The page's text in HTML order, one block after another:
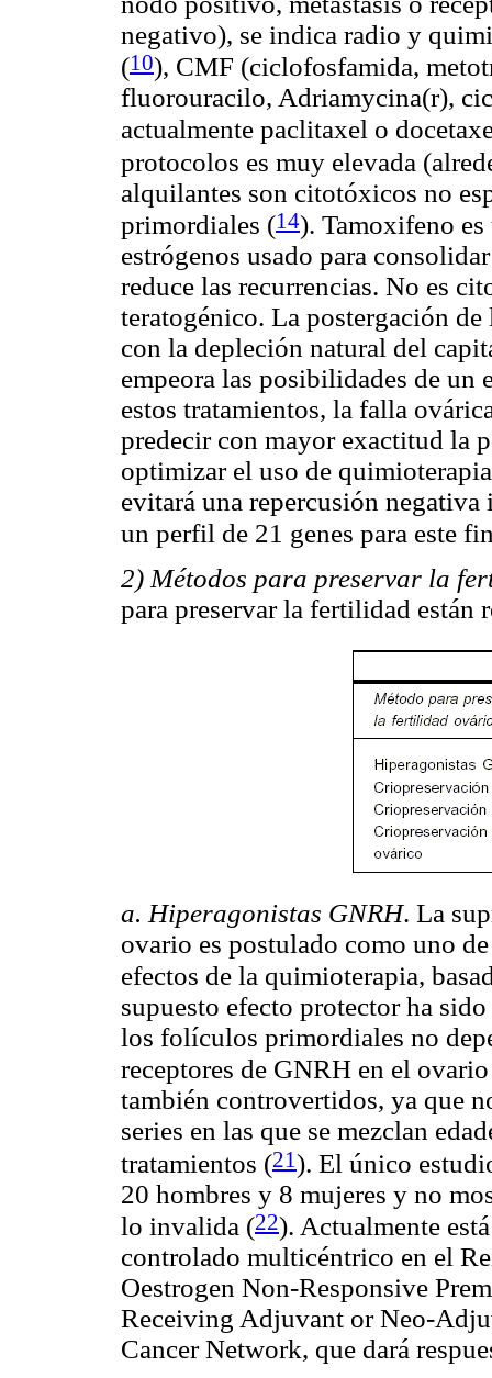
negativo), se indica radio y
(10), CMF (ciclofosfamida,
fluorouracilo, Adriamycina(r),
actualmente paclitaxel o
protocolos es muy elevada
alquilantes son citotóxicos no
primordiales (14). Tamoxifeno
estrógenos usado para
reduce las recurrencias. No es
teratogénico. La postergación
con la depleción natural del
empeora las posibilidades de un
estos tratamientos, la falla
predecir con mayor exactitud la
optimizar el uso de
evitará una repercusión
un perfil de 21 genes para este
2) Métodos para preservar la
para preservar la fertilidad están
a. Hiperagonistas GNRH. La
ovario es postulado como uno
efectos de la quimioterapia,
supuesto efecto protector ha
los folículos primordiales no
receptores de GNRH en el
también controvertidos, ya que
series en las que se mezclan
tratamientos (21). El único
20 hombres y 8 mujeres y no
lo invalida (22). Actualmente
controlado multicéntrico en el
Oestrogen Non-Responsive
Receiving Adjuvant or Neo-
Cancer Network, que dará